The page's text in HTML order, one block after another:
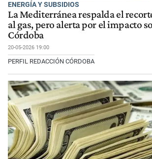
ENERGÍA Y SUBSIDIOS
La Mediterránea respalda el
al gas, pero alerta por el impacto
Córdoba
20-05-2026 19:00
PERFIL REDACCIÓN CÓRDOBA